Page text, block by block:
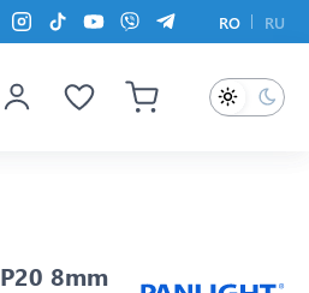
RO RU
8mm